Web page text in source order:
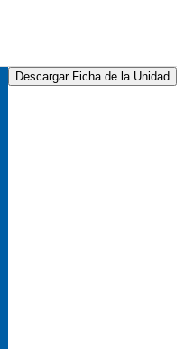
Descargar Ficha de la Unidad